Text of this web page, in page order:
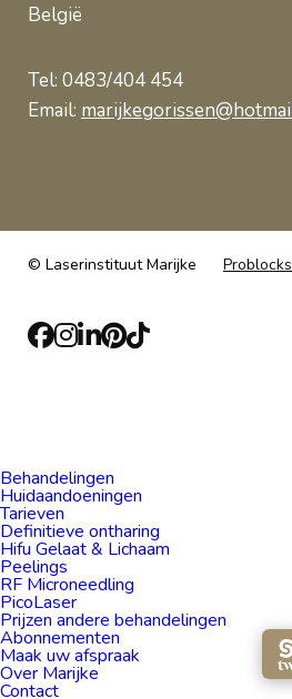
België
Tel: 0483/404 454
Email:
© Laserinstituut Marijke
Facebook
Instagram
LinkedIn
Pinterest
TikTok
Behandelingen
Huidaandoeningen
Tarieven
Definitieve ontharing
Hifu Gelaat & Lichaam
Peelings
RF Microneedling
PicoLaser
Prijzen andere behandelingen
Abonnementen
Maak uw afspraak
Over Marijke
Contact